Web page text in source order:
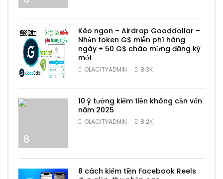
7
Kèo ngon – Airdrop Gooddollar –
Nhận token G$ miễn phí hàng
ngày + 50 G$ chào mừng đăng ký
mới
OLACITYADMIN 8.3K
8
10 ý tưởng kiếm tiền không cần vốn
năm 2025
OLACITYADMIN 8.2K
8 cách kiếm tiền Facebook Reels